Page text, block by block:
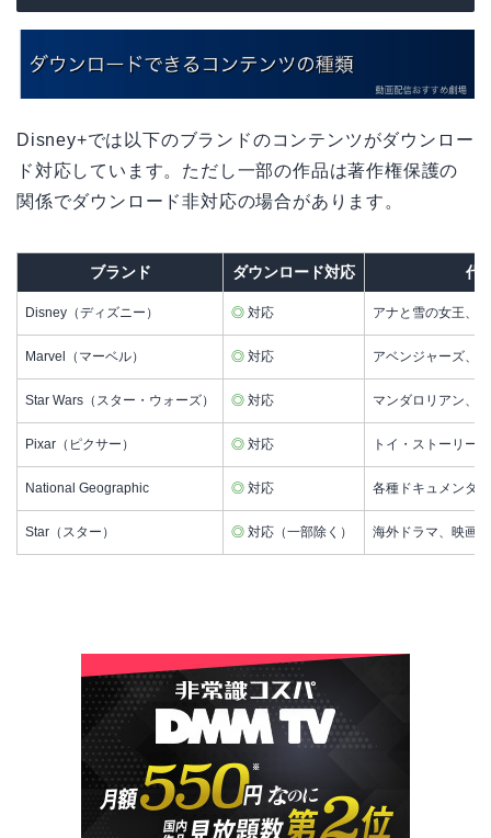
Disney+では以下のブランドのコンテンツがダウンロー
ド対応しています。ただし一部の作品は著作権保護の
関係でダウンロード非対応の場合があります。
ブランド ダウンロード対応 代
Disney（ディズニー） ◎ 対応 アナと雪の女王、
Marvel（マーベル） ◎ 対応 アベンジャーズ、
Star Wars（スター・ウォーズ） ◎ 対応 マンダロリアン、
Pixar（ピクサー） ◎ 対応 トイ・ストーリー
National Geographic ◎ 対応 各種ドキュメンタ
Star（スター） ◎ 対応（一部除く） 海外ドラマ、映画